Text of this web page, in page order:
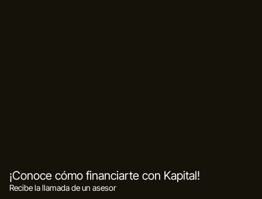
¡Conoce cómo financiarte con Kapital!
Recibe la llamada de un asesor